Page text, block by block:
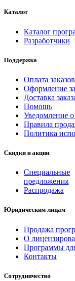
Каталог
Каталог
Разработчики
Поддержка
Оплата заказов
Оформление
Доставка
Помощь
Уведомление
Правила
Политика
Скидки и акции
Специальные
предложения
Распродажа
Юридическим лицам
Продажа
О
Программы
Контакты
Сотрудничество